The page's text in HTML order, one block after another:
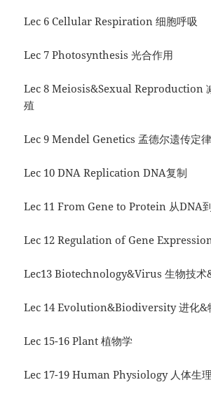
Lec 6 Cellular Respiration 细胞呼吸
Lec 7 Photosynthesis 光合作用
Lec 8 Meiosis&Sexual Reproduction
殖
Lec 9 Mendel Genetics 孟德尔遗传定律
Lec 10 DNA Replication DNA复制
Lec 11 From Gene to Protein 从DNA
Lec 12 Regulation of Gene
Lec13 Biotechnology&Virus 生物技术
Lec 14 Evolution&Biodiversity 进化&
Lec 15-16 Plant 植物学
Lec 17-19 Human Physiology 人体生